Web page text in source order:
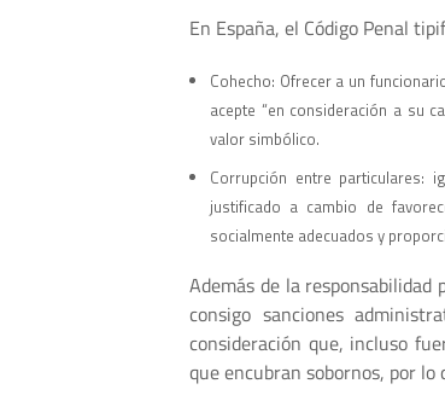
En España, el Código Penal
Cohecho: Ofrecer a un
acepte “en consideración a su
valor simbólico.
Corrupción entre particulares:
justificado a cambio de
socialmente adecuados y
Además de la
consigo sanciones
consideración que, incluso
que encubran sobornos, por